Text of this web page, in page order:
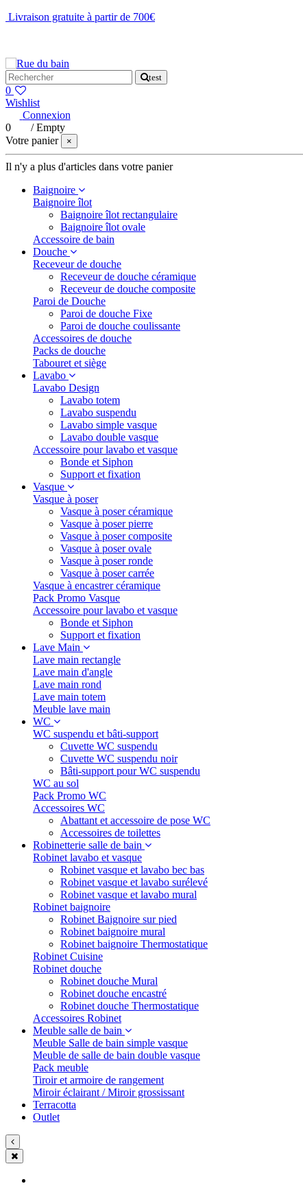
Livraison gratuite à partir de 700€
test
0
Wishlist
Connexion
0
/Empty
Votre panier
×
Il n'y a plus d'articles dans votre panier
Baignoire
Baignoire îlot
Baignoire îlot rectangulaire
Baignoire îlot ovale
Accessoire de bain
Douche
Receveur de douche
Receveur de douche céramique
Receveur de douche composite
Paroi de Douche
Paroi de douche Fixe
Paroi de douche coulissante
Accessoires de douche
Packs de douche
Tabouret et siège
Lavabo
Lavabo Design
Lavabo totem
Lavabo suspendu
Lavabo simple vasque
Lavabo double vasque
Accessoire pour lavabo et vasque
Bonde et Siphon
Support et fixation
Vasque
Vasque à poser
Vasque à poser céramique
Vasque à poser pierre
Vasque à poser composite
Vasque à poser ovale
Vasque à poser ronde
Vasque à poser carrée
Vasque à encastrer céramique
Pack Promo Vasque
Accessoire pour lavabo et vasque
Bonde et Siphon
Support et fixation
Lave Main
Lave main rectangle
Lave main d'angle
Lave main rond
Lave main totem
Meuble lave main
WC
WC suspendu et bâti-support
Cuvette WC suspendu
Cuvette WC suspendu noir
Bâti-support pour WC suspendu
WC au sol
Pack Promo WC
Accessoires WC
Abattant et accessoire de pose WC
Accessoires de toilettes
Robinetterie salle de bain
Robinet lavabo et vasque
Robinet vasque et lavabo bec bas
Robinet vasque et lavabo surélevé
Robinet vasque et lavabo mural
Robinet baignoire
Robinet Baignoire sur pied
Robinet baignoire mural
Robinet baignoire Thermostatique
Robinet Cuisine
Robinet douche
Robinet douche Mural
Robinet douche encastré
Robinet douche Thermostatique
Accessoires Robinet
Meuble salle de bain
Meuble Salle de bain simple vasque
Meuble de salle de bain double vasque
Pack meuble
Tiroir et armoire de rangement
Miroir éclairant / Miroir grossissant
Terracotta
Outlet